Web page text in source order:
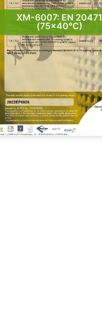
XM-6007: EN 20471
(75×40°C)